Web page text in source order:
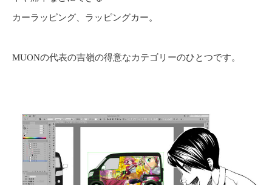
カーラッピング、ラッピングカー。
MUONの代表の吉嶺の得意なカテゴリーのひとつです。